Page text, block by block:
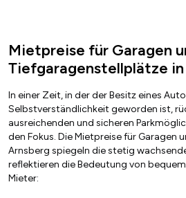
Mietpreise für Garagen
Tiefgaragenstellplätze in
In einer Zeit, in der der Besitz eines
Selbstverständlichkeit geworden ist,
ausreichenden und sicheren
den Fokus. Die Mietpreise für Garagen
Arnsberg spiegeln die stetig
reflektieren die Bedeutung von
Mieter: